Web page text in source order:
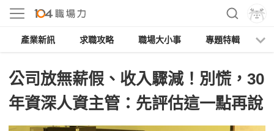
產業新訊 求職攻略 職場大小事 專題特輯
公司放無薪假、收入驟減！別慌，30
年資深人資主管：先評估這一點再說